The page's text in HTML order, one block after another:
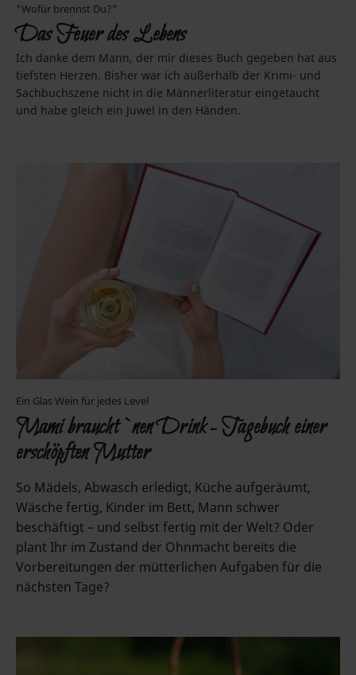
"Wofür brennst Du?"
Das Feuer des Lebens
Ich danke dem Mann, der mir dieses Buch gegeben hat aus
tiefsten Herzen. Bisher war ich außerhalb der Krimi- und
Sachbuchszene nicht in die Männerliteratur eingetaucht
und habe gleich ein Juwel in den Händen.
Ein Glas Wein für jedes Level
Mami braucht `nen Drink - Tagebuch einer
erschöpften Mutter
So Mädels, Abwasch erledigt, Küche aufgeräumt,
Wäsche fertig, Kinder im Bett, Mann schwer
beschäftigt – und selbst fertig mit der Welt? Oder
plant Ihr im Zustand der Ohnmacht bereits die
Vorbereitungen der mütterlichen Aufgaben für die
nächsten Tage?